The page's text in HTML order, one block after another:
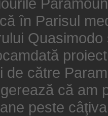
în Parisul
de către
că am
peste